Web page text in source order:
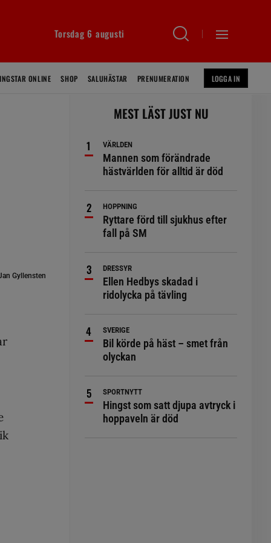
Torsdag 6 augusti
ONLINE SHOP SALUHÄSTAR PRENUMERATION LOGGA IN
Gyllensten
MEST LÄST JUST NU
VÄRLDEN
Mannen som förändrade
hästvärlden för alltid är död
HOPPNING
Ryttare förd till sjukhus efter
fall på SM
DRESSYR
Ellen Hedbys skadad i
ridolycka på tävling
SVERIGE
Bil körde på häst – smet från
olyckan
SPORTNYTT
Hingst som satt djupa avtryck i
hoppaveln är död